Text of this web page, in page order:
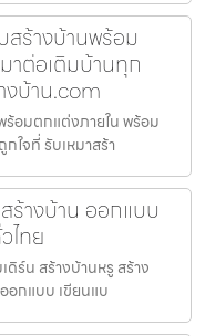
ร้างบ้านพร้อม
าต่อเติมบ้านทุก
งบ้าน.com
อมตกแต่งภายใน พร้อม
ใจที่ รับเหมาสร้า
างบ้าน ออกแบบ
ไทย
ร์น สร้างบ้านหรู สร้าง
อกแบบ เขียนแบ